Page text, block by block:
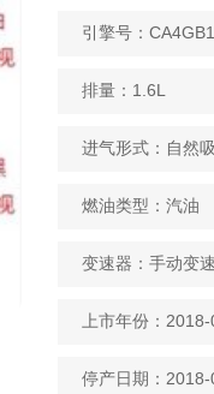
引擎号：
排量：1.6L
进气形式：自然
燃油类型：汽油
变速器：手动变
上市年份：
停产日期：2018-